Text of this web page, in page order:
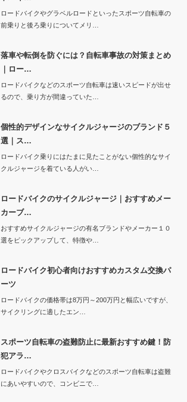
ロードバイクやグラベルロードといったスポーツ自転車の
前乗りと後ろ乗りについてメリ…
落車や転倒を防ぐには？自転車事故の対策まとめ
｜ロー…
ロードバイクなどのスポーツ自転車は速いスピードが出せ
るので、乗り方が間違っていた…
個性的デザインなサイクルジャージのブランド５
選｜ス…
ロードバイク乗りにはたまに見たことがない個性的なサイ
クルジャージを着ている人がい…
ロードバイクのサイクルジャージ｜おすすめメー
カーブ…
おすすめサイクルジャージの有名ブランドやメーカー１０
選をピックアップして、特徴や…
ロードバイク初心者向けおすすめカスタム交換パ
ーツ
ロードバイクの価格帯は8万円～200万円と幅広いですが、
サイクリングに適したエン…
スポーツ自転車の盗難防止に最新おすすめ鍵！防
犯アラ…
ロードバイクやクロスバイクなどのスポーツ自転車は盗難
にあいやすいので、コンビニで…